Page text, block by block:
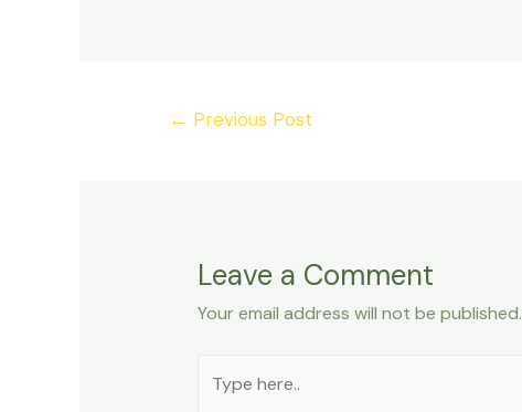
← Previous Post
Leave a Comment
Your email address will not be published.
here..